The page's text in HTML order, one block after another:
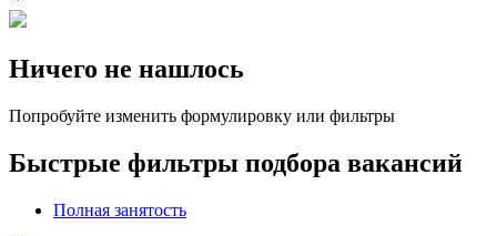
Ничего не нашлось
Попробуйте изменить формулировку или фильтры
Быстрые фильтры подбора вакансий
Полная занятость